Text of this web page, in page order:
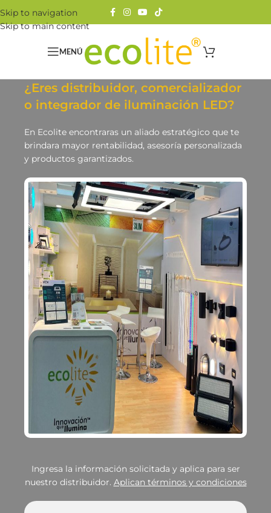
Skip to navigation
Skip to main content
MENÚ
¿Eres distribuidor, comercializador
o integrador de iluminación LED?
En Ecolite encontraras un aliado estratégico que te
brindara mayor rentabilidad, asesoría personalizada
y productos garantizados.
Ingresa la información solicitada y aplica para ser
nuestro distribuidor. Aplican términos y condiciones